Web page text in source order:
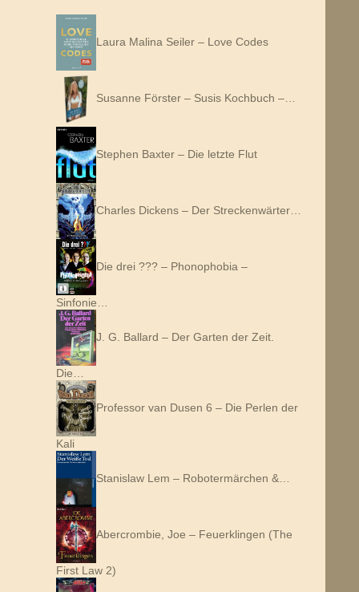
Laura Malina Seiler – Love Codes
Susanne Förster – Susis Kochbuch –…
Stephen Baxter – Die letzte Flut
Charles Dickens – Der Streckenwärter…
Die drei ??? – Phonophobia –
Sinfonie…
J. G. Ballard – Der Garten der Zeit.
Die…
Professor van Dusen 6 – Die Perlen der
Kali
Stanislaw Lem – Robotermärchen &…
Abercrombie, Joe – Feuerklingen (The
First Law 2)